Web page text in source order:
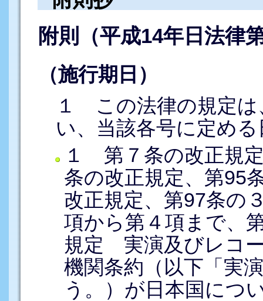
附則（平成14年日法律
（施行期日）
１ この法律の規定は
い、当該各号に定め
１ 第７条の改正規
条の改正規定、第95
改正規定、第97条の
項から第４項まで、
規定 実演及びレコ
機関条約（以下「実
う。）が日本国につ